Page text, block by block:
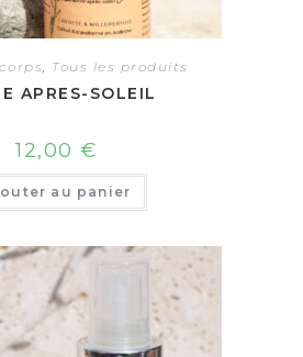
Tous les produits
APRES-SOLEIL
12,00 €
au panier